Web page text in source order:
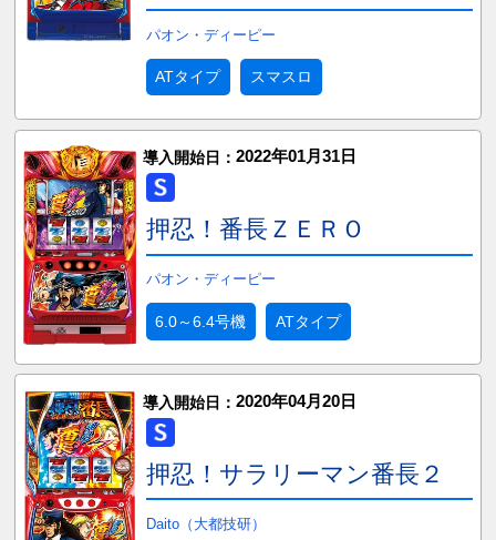
パオン・ディーピー
ATタイプ スマスロ
導入開始日： 2022年01月31日
押忍！番長ＺＥＲＯ
パオン・ディーピー
6.0～6.4号機 ATタイプ
導入開始日： 2020年04月20日
押忍！サラリーマン番長２
Daito（大都技研）